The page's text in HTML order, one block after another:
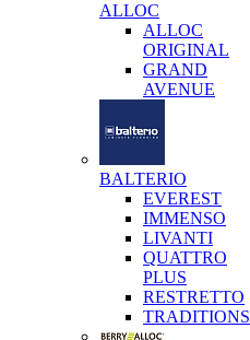
ALLOC
ALLOC
ORIGINAL
GRAND
AVENUE
BALTERIO
EVEREST
IMMENSO
LIVANTI
QUATTRO
PLUS
RESTRETTO
TRADITIONS